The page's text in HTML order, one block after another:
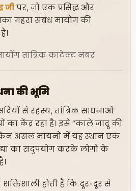
जी पर, जो एक प्रसिद्ध और
गहरा संबंध मायोंग की
तांत्रिक कांटेक्ट नंबर
की भूमि
से रहस्य, तांत्रिक साधनाओं
का केंद्र रहा है। इसे “काले जादू की
असल मायनों में यह स्थान एक
का सदुपयोग करके लोगों के
होती हैं कि दूर-दूर से